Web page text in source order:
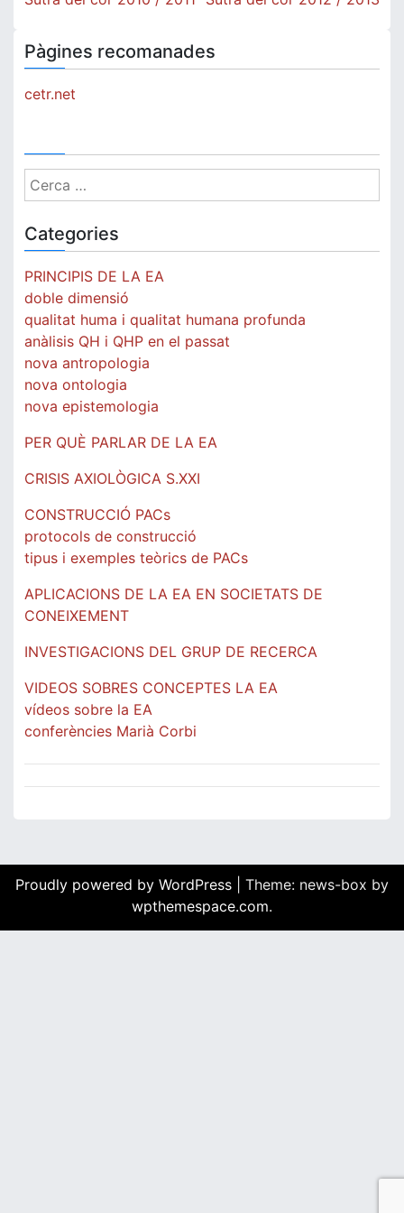
Pàgines recomanades
cetr.net
Cerca:
Categories
PRINCIPIS DE LA EA
doble dimensió
qualitat huma i qualitat humana profunda
anàlisis QH i QHP en el passat
nova antropologia
nova ontologia
nova epistemologia
PER QUÈ PARLAR DE LA EA
CRISIS AXIOLÒGICA S.XXI
CONSTRUCCIÓ PACs
protocols de construcció
tipus i exemples teòrics de PACs
APLICACIONS DE LA EA EN SOCIETATS DE
CONEIXEMENT
INVESTIGACIONS DEL GRUP DE RECERCA
VIDEOS SOBRES CONCEPTES LA EA
vídeos sobre la EA
conferències Marià Corbi
Proudly powered by WordPress
Theme: news-box by
wpthemespace.com.